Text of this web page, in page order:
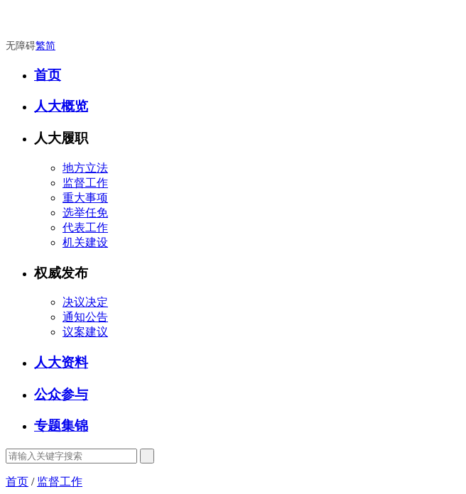
无障碍繁简
首页
人大概览
人大履职
地方立法
监督工作
重大事项
选举任免
代表工作
机关建设
权威发布
决议决定
通知公告
议案建议
人大资料
公众参与
专题集锦
首页 / 监督工作